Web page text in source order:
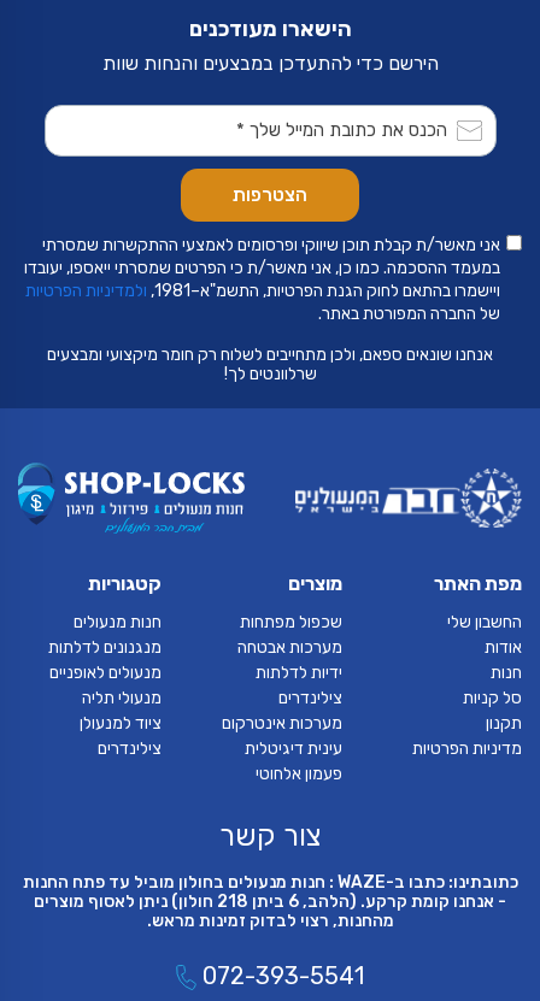
הישארו מעודכנים
הירשם כדי להתעדכן במבצעים והנחות שוות
אני מאשר/ת קבלת תוכן שיווקי ופרסומים לאמצעי ההתקשרות שמסרתי
במעמד ההסכמה. כמו כן, אני מאשר/ת כי הפרטים שמסרתי ייאספו, יעובדו
ויישמרו בהתאם לחוק הגנת הפרטיות, התשמ"א–1981,
ולמדיניות הפרטיות
של החברה המפורטת באתר.
אנחנו שונאים ספאם, ולכן מתחייבים לשלוח רק חומר מיקצועי ומבצעים
שרלוונטים לך!
מפת האתר
החשבון שלי
אודות
חנות
סל קניות
תקנון
מדיניות הפרטיות
מוצרים
שכפול מפתחות
מערכות אבטחה
ידיות לדלתות
צילינדרים
מערכות אינטרקום
עינית דיגיטלית
פעמון אלחוטי
קטגוריות
חנות מנעולים
מנגנונים לדלתות
מנעולים לאופניים
מנעולי תליה
ציוד למנעולן
צילינדרים
צור קשר
כתובתינו: כתבו ב-WAZE : חנות מנעולים בחולון מוביל עד פתח החנות
- אנחנו קומת קרקע. (הלהב, 6 ביתן 218 חולון) ניתן לאסוף מוצרים
מהחנות, רצוי לבדוק זמינות מראש.
072-393-5541